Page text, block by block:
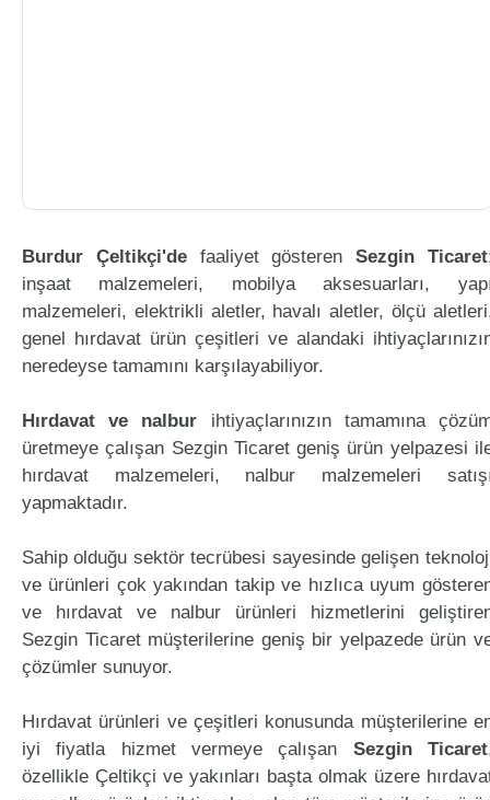
Burdur Çeltikçi'defaaliyet gösterenSezgin Ticaret
inşaat malzemeleri, mobilya aksesuarları,
malzemeleri, elektrikli aletler, havalı aletler, ölçü
genel hırdavat ürün çeşitleri ve alandaki
neredeyse tamamını karşılayabiliyor.
Hırdavat ve nalbur ihtiyaçlarınızın tamamına
üretmeye çalışan Sezgin Ticaret geniş ürün yelpazesi
hırdavat malzemeleri, nalbur malzemeleri
yapmaktadır.
Sahip olduğu sektör tecrübesi sayesinde gelişen
ve ürünleri çok yakından takip ve hızlıca uyum
ve hırdavat ve nalbur ürünleri hizmetlerini
Sezgin Ticaret müşterilerine geniş bir yelpazede ürün
çözümler sunuyor.
Hırdavat ürünleri ve çeşitleri konusunda müşterilerine
iyi fiyatla hizmet vermeye çalışan Sezgin Ticaret
özellikle Çeltikçi ve yakınları başta olmak üzere